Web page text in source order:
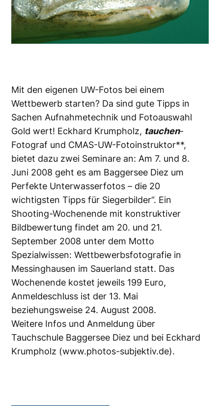
Mit den eigenen UW-Fotos bei einem
Wettbewerb starten? Da sind gute Tipps in
Sachen Aufnahmetechnik und Fotoauswahl
Gold wert! Eckhard Krumpholz, tauchen-
Fotograf und CMAS-UW-Fotoinstruktor**,
bietet dazu zwei Seminare an: Am 7. und 8.
Juni 2008 geht es am Baggersee Diez um
Perfekte Unterwasserfotos – die 20
wichtigsten Tipps für Siegerbilder“. Ein
Shooting-Wochenende mit konstruktiver
Bildbewertung findet am 20. und 21.
September 2008 unter dem Motto
Spezialwissen: Wettbewerbsfotografie in
Messinghausen im Sauerland statt. Das
Wochenende kostet jeweils 199 Euro,
Anmeldeschluss ist der 13. Mai
beziehungsweise 24. August 2008.
Weitere Infos und Anmeldung über
Tauchschule Baggersee Diez und bei Eckhard
Krumpholz (www.photos-subjektiv.de).